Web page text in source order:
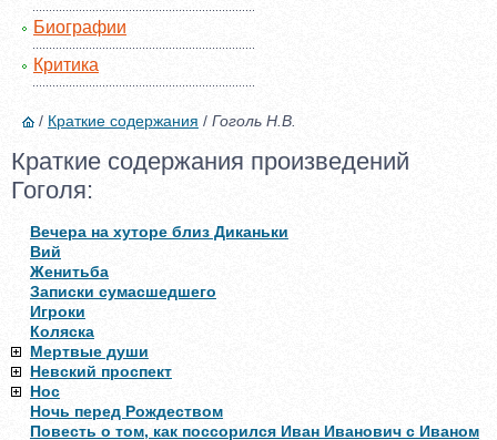
Биографии
Критика
/ Краткие содержания / Гоголь Н.В.
Краткие содержания произведений
Гоголя:
Вечера на хуторе близ Диканьки
Вий
Женитьба
Записки сумасшедшего
Игроки
Коляска
Мертвые души
Невский проспект
Нос
Ночь перед Рождеством
Повесть о том, как поссорился Иван Иванович с Иваном